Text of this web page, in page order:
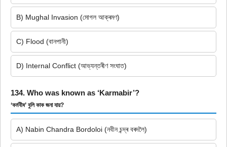
B) Mughal Invasion (মোগল আক্ৰমণ)
C) Flood (বানপানী)
D) Internal Conflict (আভ্যন্তৰীণ সংঘাত)
134. Who was known as ‘Karmabir’?
‘কৰ্মবীৰ’ বুলি কাক জনা যায়?
A) Nabin Chandra Bordoloi (নবীন চন্দ্ৰ বৰদলৈ)